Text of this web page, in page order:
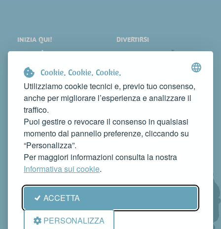
Cookie. Cookie. Cookie.
Utilizziamo cookie tecnici e, previo tuo consenso,
anche per migliorare l’esperienza e analizzare il
traffico.
Puoi gestire o revocare il consenso in qualsiasi
momento dal pannello preferenze, cliccando su
“Personalizza”.
Per maggiori informazioni consulta la nostra
Informativa sui cookie.
ACCETTA
PERSONALIZZA
INIZIA QUI!
COSA VEDERE
DORMIRE
MANGIARE
DIVERTIRSI
EVENTI
NEWS
WEB TV
CONTATTI
FAI CONOSCERE LA TUA ATTIVITÀ
CONTATTACI PER PUBBLICARLA SU QUESTO SITO
info@rivieradelconero.tv
Privacy Policy